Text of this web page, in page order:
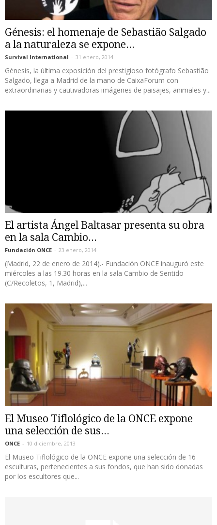
Génesis: el homenaje de Sebastião Salgado
a la naturaleza se expone...
Survival International - 31 enero, 2014
Génesis, la última exposición del prestigioso fotógrafo Sebastião
Salgado, llega a Madrid de la mano de CaixaForum con
extraordinarias y cautivadoras imágenes de paisajes, animales y...
El artista Ángel Baltasar presenta su obra
en la sala Cambio...
Fundación ONCE - 23 enero, 2014
(Madrid, 22 de enero de 2014).- Fundación ONCE inauguró este
miércoles a las 19.30 horas en la sala Cambio de Sentido
(C/Recoletos, 1, Madrid),...
El Museo Tiflológico de la ONCE expone
una selección de sus...
ONCE - 10 diciembre, 2013
El Museo Tiflológico de la ONCE expone una selección de 16
esculturas, pertenecientes a sus fondos, que han sido donadas
por los escultores que...